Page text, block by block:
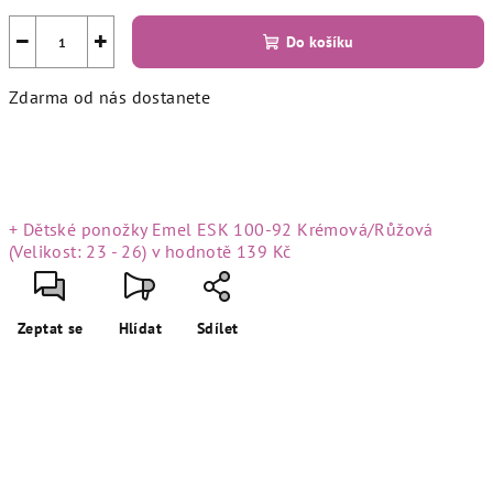
+
− Do košíku
Zdarma od nás dostanete
+ Dětské ponožky Emel ESK 100-92 Krémová/Růžová
(Velikost: 23 - 26)v hodnotě 139 Kč
Zeptat se Hlídat Sdílet